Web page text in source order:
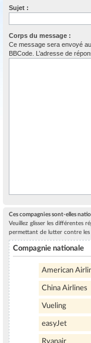
Sujet :
Corps du message :
Ce message sera envoyé
BBCode. L’adresse de
Ces compagnies sont-elles
Veuillez glisser les différentes
permettant de lutter contre les
Compagnie nationale
American
China Airlines
Vueling
easyJet